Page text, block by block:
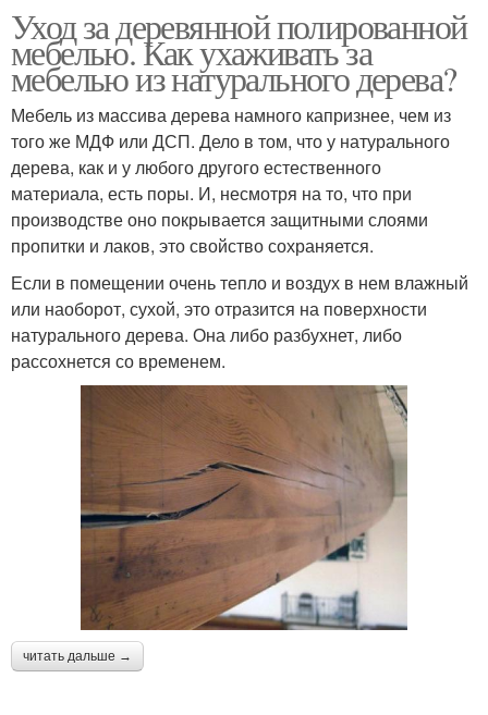
Уход за деревянной полированной
мебелью. Как ухаживать за
мебелью из натурального дерева?
Мебель из массива дерева намного капризнее, чем из
того же МДФ или ДСП. Дело в том, что у натурального
дерева, как и у любого другого естественного
материала, есть поры. И, несмотря на то, что при
производстве оно покрывается защитными слоями
пропитки и лаков, это свойство сохраняется.
Если в помещении очень тепло и воздух в нем влажный
или наоборот, сухой, это отразится на поверхности
натурального дерева. Она либо разбухнет, либо
рассохнется со временем.
читать дальше →